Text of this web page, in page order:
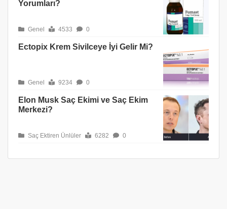
Yorumları?
Genel 4533 0
Ectopix Krem Sivilceye İyi Gelir Mi?
Genel 9234 0
Elon Musk Saç Ekimi ve Saç Ekim
Merkezi?
Saç Ektiren Ünlüler 6282 0